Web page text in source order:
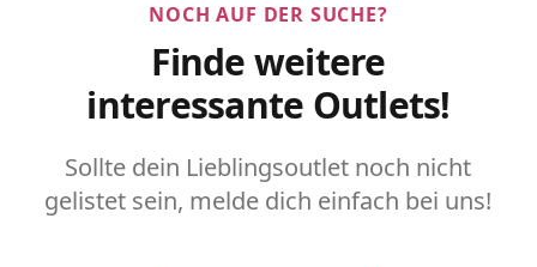
NOCH AUF DER SUCHE?
Finde weitere
interessante Outlets!
Sollte dein Lieblingsoutlet noch nicht
gelistet sein, melde dich einfach bei uns!